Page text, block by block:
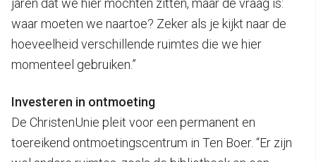
jaren dat we hier mochten zitten, maar de vraag is:
waar moeten we naartoe? Zeker als je kijkt naar de
hoeveelheid verschillende ruimtes die we hier
momenteel gebruiken.”
Investeren in ontmoeting
De ChristenUnie pleit voor een permanent en
toereikend ontmoetingscentrum in Ten Boer. “Er zijn